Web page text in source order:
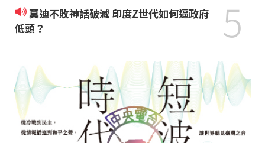
莫迪不敗神話破滅 印度Z世代如何逼政府
低頭？
5